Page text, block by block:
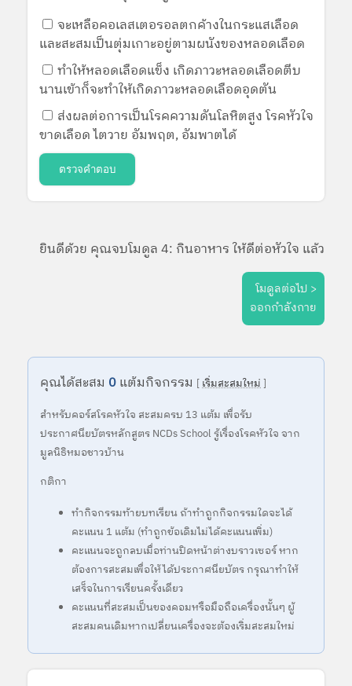
จะเหลือคอเลสเตอรอลตกค้างในกระแสเลือด
และสะสมเป็นตุ่มเกาะอยู่ตามผนังของหลอดเลือด
ทำให้หลอดเลือดแข็ง เกิดภาวะหลอดเลือดตีบ
นานเข้าก็จะทำให้เกิดภาวะหลอดเลือดอุดตัน
ส่งผลต่อการเป็นโรคความดันโลหิตสูง โรคหัวใจ
ขาดเลือด ไตวาย อัมพฤต, อัมพาตได้
ตรวจคำตอบ
ยินดีด้วย คุณจบโมดูล 4: กินอาหาร ให้ดีต่อหัวใจ แล้ว
โมดูลต่อไป >
ออกกำลังกาย
คุณได้สะสม 0แต้มกิจกรรม [เริ่มสะสมใหม่]
สำหรับคอร์สโรคหัวใจ สะสมครบ 13 แต้ม เพื่อรับ
ประกาศนียบัตรหลักสูตร NCDs School รู้เรื่องโรคหัวใจ จาก
มูลนิธิหมอชาวบ้าน
กติกา
ทำกิจกรรมท้ายบทเรียน ถ้าทำถูกกิจกรรมใดจะได้
คะแนน 1 แต้ม (ทำถูกข้อเดิมไม่ได้คะแนนเพิ่ม)
คะแนนจะถูกลบเมื่อท่านปิดหน้าต่างบราวเซอร์ หาก
ต้องการสะสมเพื่อให้ได้ประกาศนียบัตร กรุณาทำให้
เสร็จในการเรียนครั้งเดียว
คะแนนที่สะสมเป็นของคอมหรือมือถือเครื่องนั้นๆ ผู้
สะสมคนเดิมหากเปลี่ยนเครื่องจะต้องเริ่มสะสมใหม่